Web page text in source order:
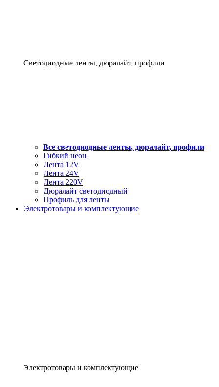
Светодиодные ленты, дюралайт, профили
Все светодиодные ленты, дюралайт, профили
Гибкий неон
Лента 12V
Лента 24V
Лента 220V
Дюралайт светодиодный
Профиль для ленты
Электротовары и комплектующие
Электротовары и комплектующие